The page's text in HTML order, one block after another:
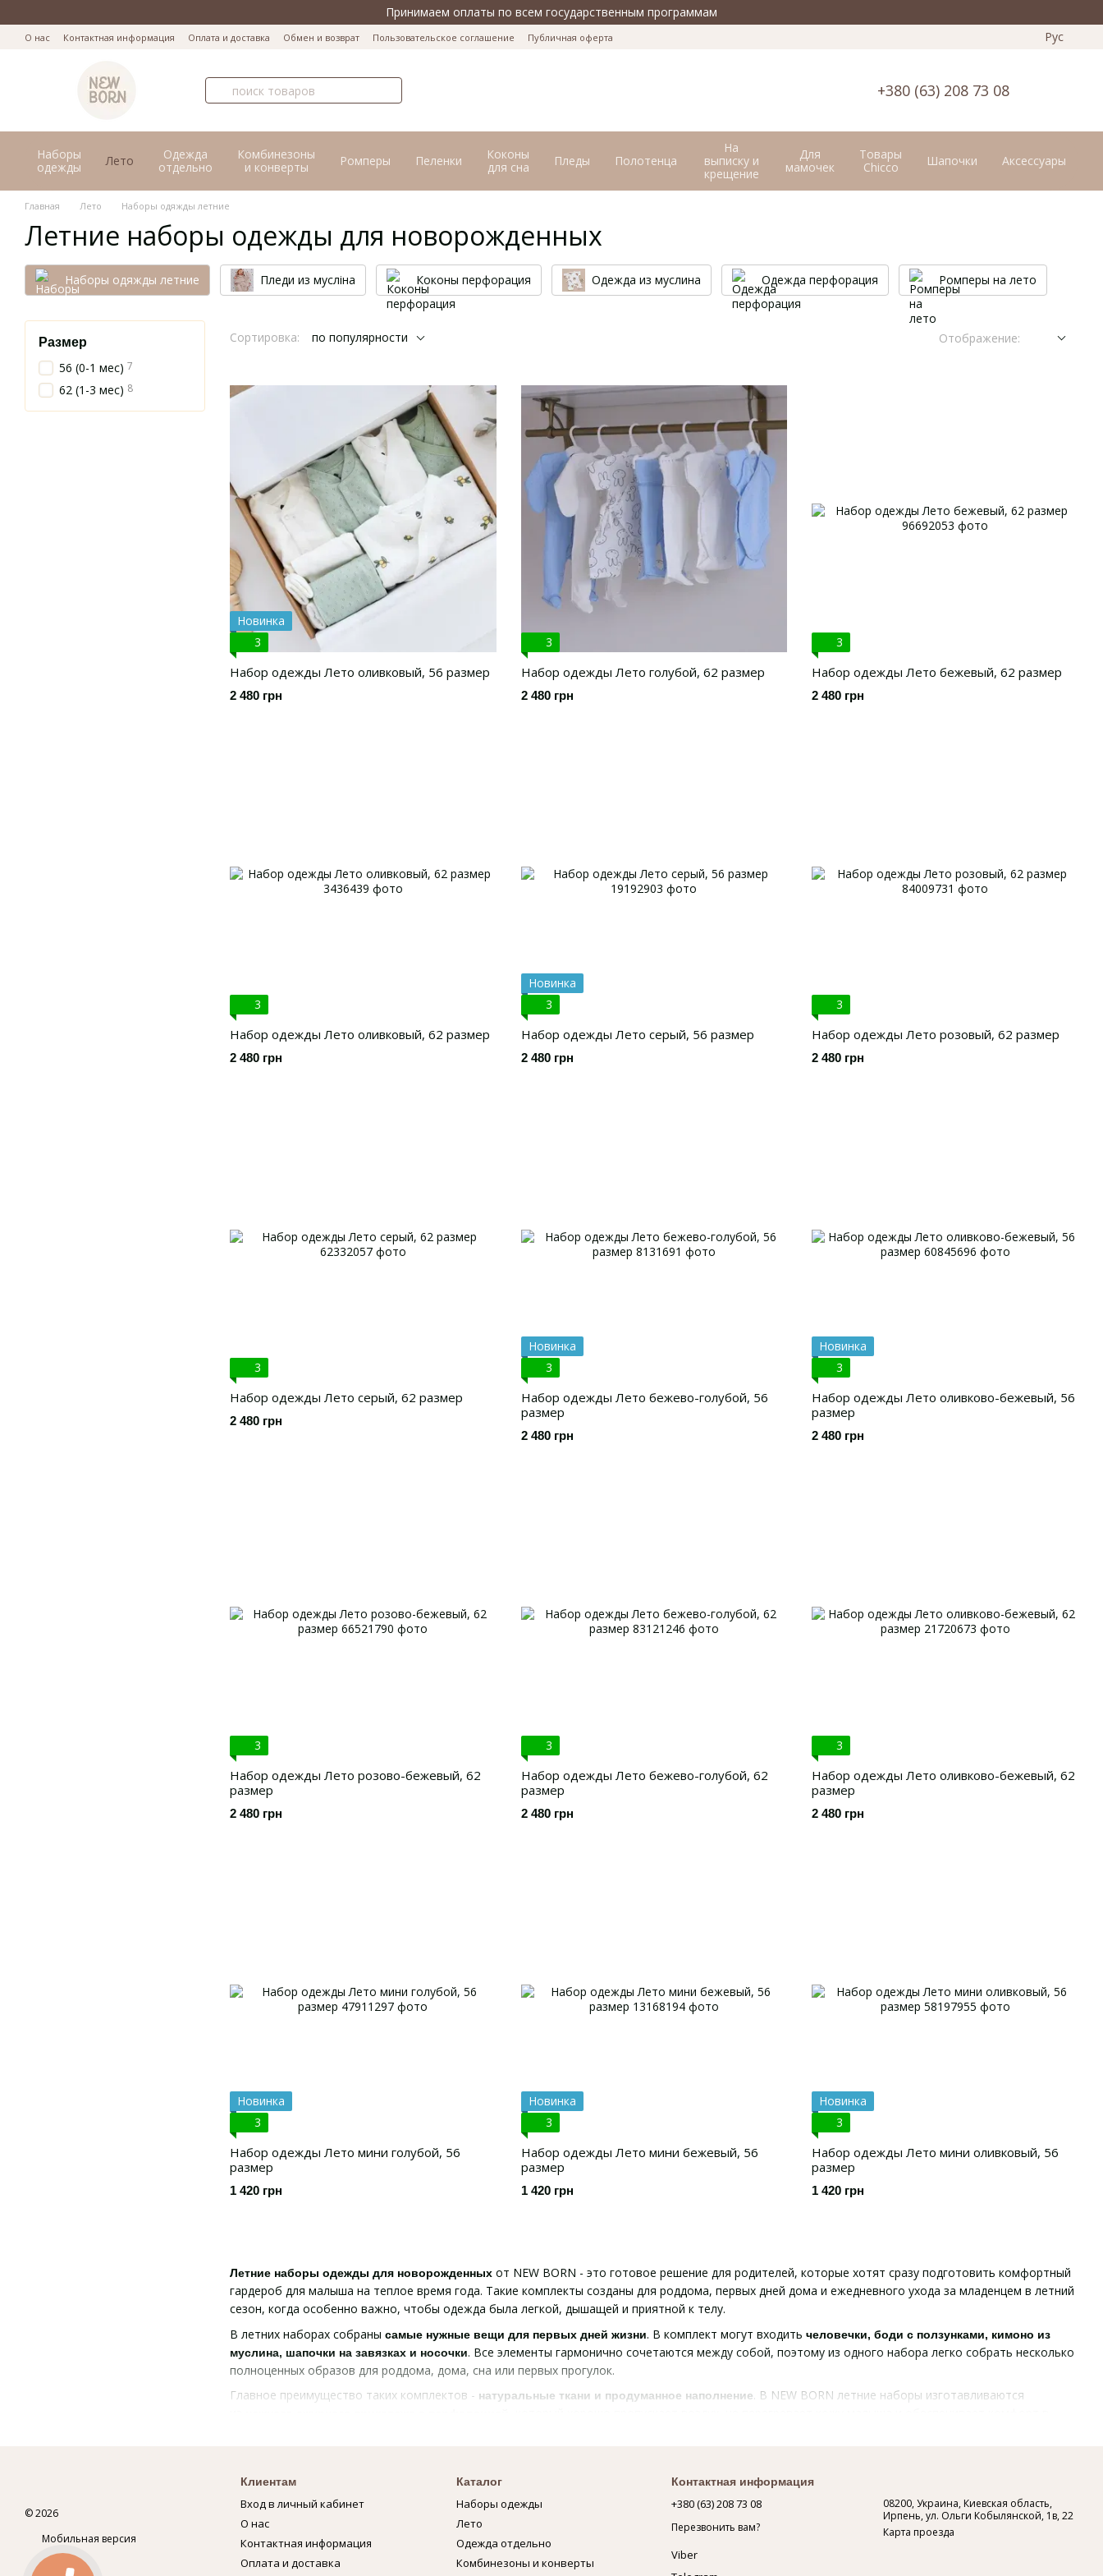
Принимаем оплаты по всем государственным программам
О нас Контактная информация Оплата и доставка Обмен и возврат Пользовательское соглашение Публичная оферта Рус
+380 (63) 208 73 08
Наборы
одежды
Лето
Одежда
отдельно
Комбинезоны
и конверты
Ромперы Пеленки
Коконы
для сна
Пледы Полотенца
На
выписку и
крещение
Для
мамочек
Товары
Chicco
Шапочки Аксессуары
Главная Лето Наборы одяжды летние
Летние наборы одежды для новорожденных
Наборы одяжды летние Пледи из мусліна Коконы перфорация Одежда из муслина Одежда перфорация Ромперы на лето
Сортировка: по популярности Отображение:
Новинка
3
Набор одежды Лето оливковый, 56 размер
2 480 грн
3
Набор одежды Лето голубой, 62 размер
2 480 грн
3
Набор одежды Лето бежевый, 62 размер
2 480 грн
3
Набор одежды Лето оливковый, 62 размер
2 480 грн
Новинка
3
Набор одежды Лето серый, 56 размер
2 480 грн
3
Набор одежды Лето розовый, 62 размер
2 480 грн
3
Набор одежды Лето серый, 62 размер
2 480 грн
Новинка
3
Набор одежды Лето бежево-голубой, 56
размер
2 480 грн
Новинка
3
Набор одежды Лето оливково-бежевый, 56
размер
2 480 грн
3
Набор одежды Лето розово-бежевый, 62
размер
2 480 грн
3
Набор одежды Лето бежево-голубой, 62
размер
2 480 грн
3
Набор одежды Лето оливково-бежевый, 62
размер
2 480 грн
Новинка
3
Набор одежды Лето мини голубой, 56
размер
1 420 грн
Новинка
3
Набор одежды Лето мини бежевый, 56
размер
1 420 грн
Новинка
3
Набор одежды Лето мини оливковый, 56
размер
1 420 грн
Летние наборы одежды для новорожденных от NEW BORN - это готовое решение для родителей, которые хотят сразу подготовить комфортный
гардероб для малыша на теплое время года. Такие комплекты созданы для роддома, первых дней дома и ежедневного ухода за младенцем в летний
сезон, когда особенно важно, чтобы одежда была легкой, дышащей и приятной к телу.
В летних наборах собраны самые нужные вещи для первых дней жизни. В комплект могут входить человечки, боди с ползунками, кимоно из
муслина, шапочки на завязках и носочки. Все элементы гармонично сочетаются между собой, поэтому из одного набора легко собрать несколько
полноценных образов для роддома, дома, сна или первых прогулок.
Главное преимущество таких комплектов - натуральные ткани и продуманное наполнение. В NEW BORN летние наборы изготавливаются
Для максимального комфорта в наборах предусмотрены
, которые не раздражают чувствительную кожу ребенка,
для удобного и деликатного переодевания. Именно такие детали делают
летнюю одежду не только красивой, но и действительно практичной в ежедневном использовании.
также станет хорошим подарком на рождение ребенка или выписку в теплое время года. Это удобный
вариант для родителей, которые хотят получить все необходимое в одном комплекте без лишних поисков отдельных вещей.
Размер
56 (0-1 мес) 7
62 (1-3 мес) 8
© 2026
Мобильная версия
Клиентам
Вход в личный кабинет
О нас
Контактная информация
Оплата и доставка
Каталог
Наборы одежды
Лето
Одежда отдельно
Комбинезоны и конверты
Контактная информация
+380 (63) 208 73 08
Перезвонить вам?
Viber
08200, Украина, Киевская область,
Ирпень, ул. Ольги Кобылянской, 1в, 22
Карта проезда